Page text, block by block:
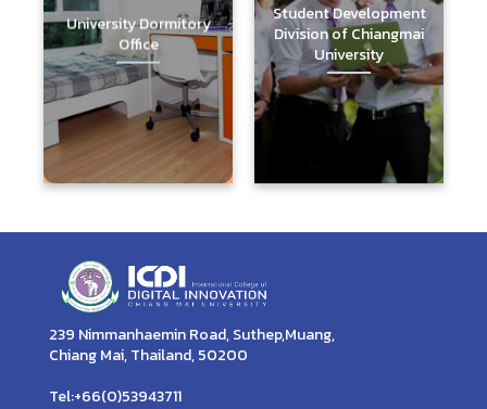
University Dormitory
Office
Student Development
Division of Chiangmai
University
239 Nimmanhaemin Road, Suthep,Muang,
Chiang Mai, Thailand, 50200
Tel:+66(0)53943711